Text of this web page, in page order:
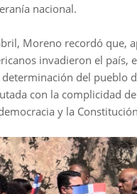
nacional.
Moreno recordó que,
invadieron el país,
del pueblo
con la complicidad
y la